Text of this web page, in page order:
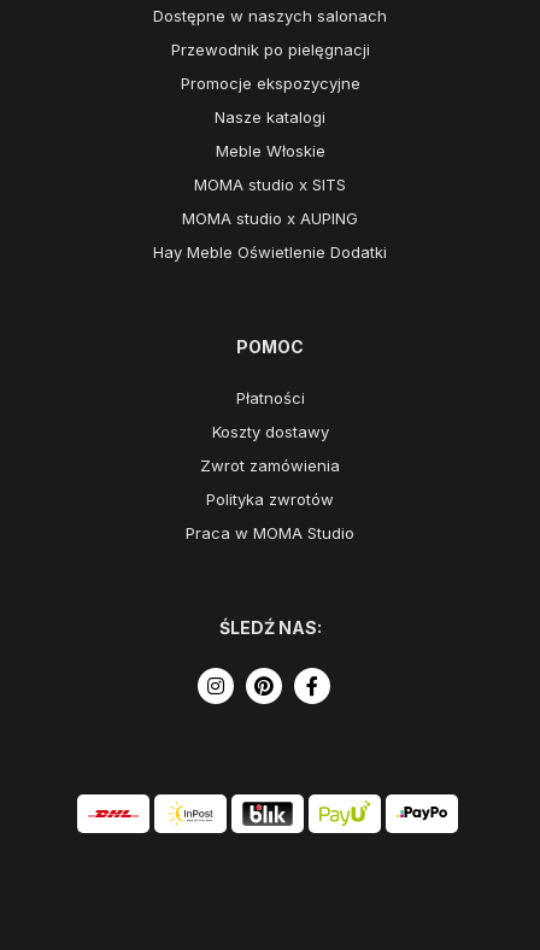
Dostępne w naszych salonach
Przewodnik po pielęgnacji
Promocje ekspozycyjne
Nasze katalogi
Meble Włoskie
MOMA studio x SITS
MOMA studio x AUPING
Hay Meble Oświetlenie Dodatki
POMOC
Płatności
Koszty dostawy
Zwrot zamówienia
Polityka zwrotów
Praca w MOMA Studio
ŚLEDŹ NAS: